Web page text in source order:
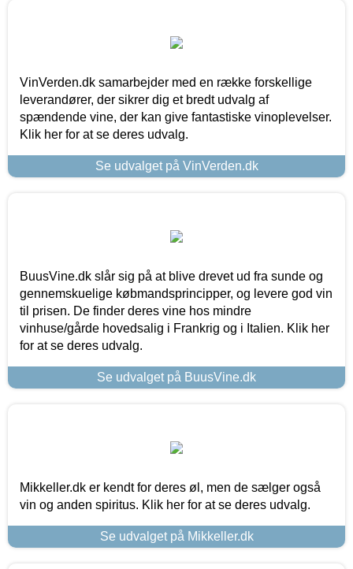
VinVerden.dk samarbejder med en række forskellige
leverandører, der sikrer dig et bredt udvalg af
spændende vine, der kan give fantastiske vinoplevelser.
Klik her for at se deres udvalg.
Se udvalget på VinVerden.dk
BuusVine.dk slår sig på at blive drevet ud fra sunde og
gennemskuelige købmandsprincipper, og levere god vin
til prisen. De finder deres vine hos mindre
vinhuse/gårde hovedsalig i Frankrig og i Italien. Klik her
for at se deres udvalg.
Se udvalget på BuusVine.dk
Mikkeller.dk er kendt for deres øl, men de sælger også
vin og anden spiritus. Klik her for at se deres udvalg.
Se udvalget på Mikkeller.dk